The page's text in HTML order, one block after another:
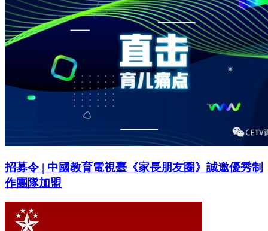
招募令 | 中國教育電視臺《家長朋友圈》誠邀優秀制
作團隊加盟